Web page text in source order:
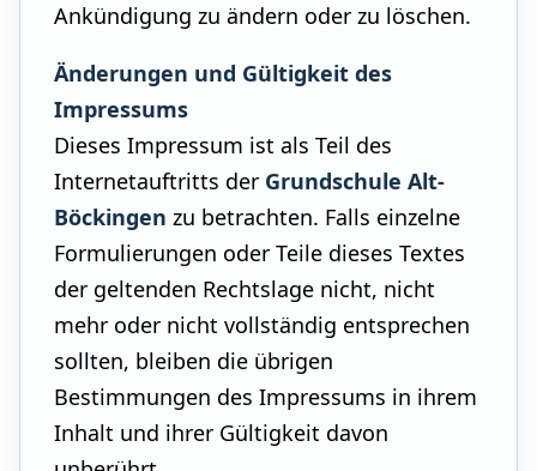
Ankündigung zu ändern oder zu löschen.
Änderungen und Gültigkeit des
Impressums
Dieses Impressum ist als Teil des
Internetauftritts der Grundschule Alt-
Böckingen zu betrachten. Falls einzelne
Formulierungen oder Teile dieses Textes
der geltenden Rechtslage nicht, nicht
mehr oder nicht vollständig entsprechen
sollten, bleiben die übrigen
Bestimmungen des Impressums in ihrem
Inhalt und ihrer Gültigkeit davon